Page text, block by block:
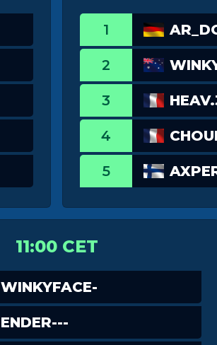
1
2
3
4
5
11:00 CET
WINKYFACE-
ENDER---